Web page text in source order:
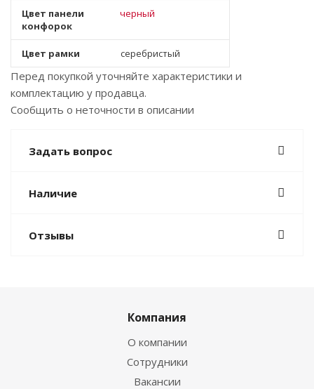
Цвет панели
конфорок
черный
Цвет рамки серебристый
Перед покупкой уточняйте характеристики и
комплектацию у продавца.
Сообщить о неточности в описании
Задать вопрос
Наличие
Отзывы
Компания
О компании
Сотрудники
Вакансии